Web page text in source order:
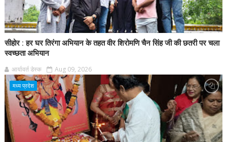
सीहोर : हर घर तिरंगा अभियान के तहत वीर शिरोमणि चैन सिंह जी की छतरी पर चला
स्वच्छता अभियान
आर्यावर्त डेस्क Aug 09, 2026
मध्य प्रदेश